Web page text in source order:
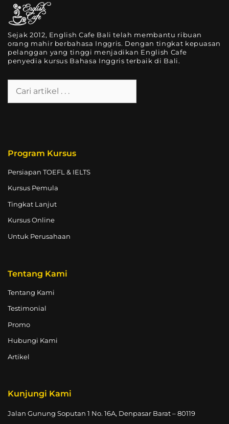
Sejak 2012, English Cafe Bali telah membantu ribuan
orang mahir berbahasa Inggris. Dengan tingkat kepuasan
pelanggan yang tinggi menjadikan English Cafe
penyedia kursus Bahasa Inggris terbaik di Bali.
Program Kursus
Persiapan TOEFL & IELTS
Kursus Pemula
Tingkat Lanjut
Kursus Online
Untuk Perusahaan
Tentang Kami
Tentang Kami
Testimonial
Promo
Hubungi Kami
Artikel
Kunjungi Kami
Jalan Gunung Soputan 1 No. 16A, Denpasar Barat – 80119